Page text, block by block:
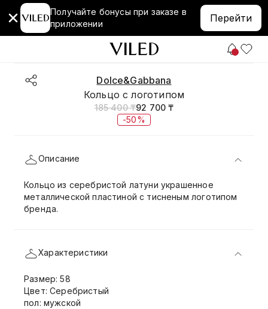
Получайте бонусы при заказе в
приложении
Перейти
Dolce&Gabbana
Кольцо с логотипом
185 400 ₸92 700 ₸
-50%
Описание
Кольцо из серебристой латуни украшенное
металлической пластиной с тисненым логотипом
бренда.
Характеристики
Размер: 58
Цвет: Серебристый
пол: мужской